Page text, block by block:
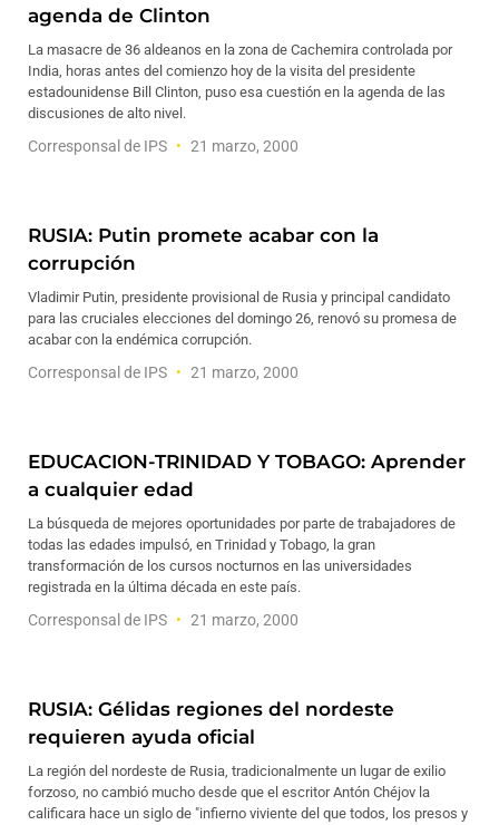
agenda de Clinton
La masacre de 36 aldeanos en la zona de Cachemira controlada por
India, horas antes del comienzo hoy de la visita del presidente
estadounidense Bill Clinton, puso esa cuestión en la agenda de las
discusiones de alto nivel.
Corresponsal de IPS 21 marzo, 2000
RUSIA: Putin promete acabar con la
corrupción
Vladimir Putin, presidente provisional de Rusia y principal candidato
para las cruciales elecciones del domingo 26, renovó su promesa de
acabar con la endémica corrupción.
Corresponsal de IPS 21 marzo, 2000
EDUCACION-TRINIDAD Y TOBAGO: Aprender
a cualquier edad
La búsqueda de mejores oportunidades por parte de trabajadores de
todas las edades impulsó, en Trinidad y Tobago, la gran
transformación de los cursos nocturnos en las universidades
registrada en la última década en este país.
Corresponsal de IPS 21 marzo, 2000
RUSIA: Gélidas regiones del nordeste
requieren ayuda oficial
La región del nordeste de Rusia, tradicionalmente un lugar de exilio
forzoso, no cambió mucho desde que el escritor Antón Chéjov la
calificara hace un siglo de "infierno viviente del que todos, los presos y